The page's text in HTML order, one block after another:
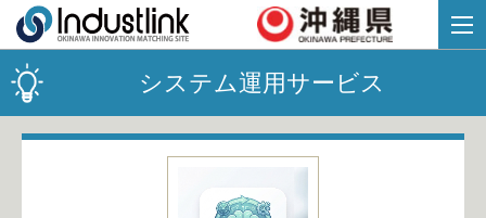
システム運用サービス